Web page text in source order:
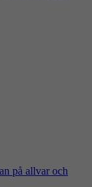
på allvar och